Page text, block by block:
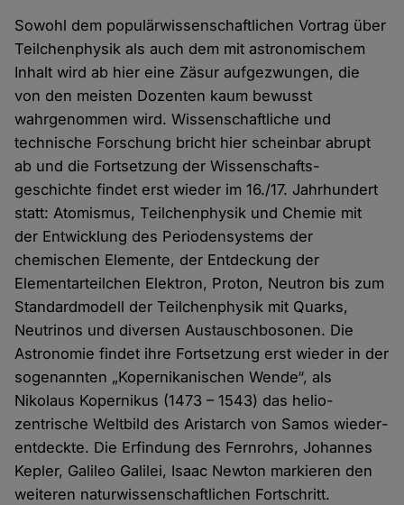
Sowohl dem populär­­wissen­­schaft­lichen Vortrag über
Teilchen­physik als auch dem mit astronomischem
Inhalt wird ab hier eine Zäsur aufgezwungen, die
von den meisten Dozenten kaum bewusst
wahrgenommen wird. Wissenschaftliche und
technische Forschung bricht hier scheinbar abrupt
ab und die Fortsetzung der Wissen­schafts­
geschichte findet erst wieder im 16./17. Jahrhundert
statt: Atomismus, Teilchen­physik und Chemie mit
der Entwicklung des Perioden­systems der
chemischen Elemente, der Entdeckung der
Elementarteilchen Elektron, Proton, Neutron bis zum
Standardmodell der Teilchenphysik mit Quarks,
Neutrinos und diversen Aus­tausch­­bosonen. Die
Astronomie findet ihre Fortsetzung erst wieder in der
sogenannten „Kopernikanischen Wende“, als
Nikolaus Kopernikus (1473 – 1543) das helio­
zentrische Welt­bild des Aristarch von Samos wieder­
entdeckte. Die Erfindung des Fernrohrs, Johannes
Kepler, Galileo Galilei, Isaac Newton markieren den
weiteren natur­wissenschaft­lichen Fortschritt.